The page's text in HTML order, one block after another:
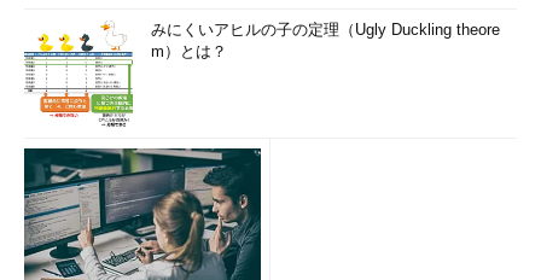
みにくいアヒルの子の定理（Ugly Duckling theore
m）とは？